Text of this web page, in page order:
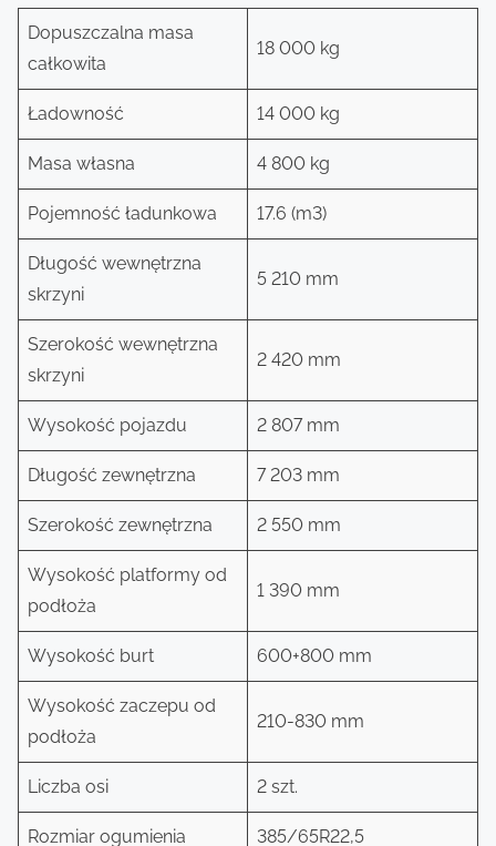
Dopuszczalna masa
całkowita
18 000 kg
Ładowność 14 000 kg
Masa własna 4 800 kg
Pojemność ładunkowa 17.6 (m3)
Długość wewnętrzna
skrzyni
5 210 mm
Szerokość wewnętrzna
skrzyni
2 420 mm
Wysokość pojazdu 2 807 mm
Długość zewnętrzna 7 203 mm
Szerokość zewnętrzna 2 550 mm
Wysokość platformy od
podłoża
1 390 mm
Wysokość burt 600+800 mm
Wysokość zaczepu od
podłoża
210-830 mm
Liczba osi 2 szt.
Rozmiar ogumienia 385/65R22,5